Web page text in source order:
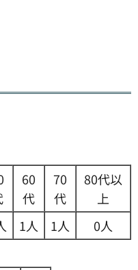
60
代
70
代
80代以
上
1人 1人 0人